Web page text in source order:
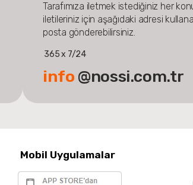
Tarafımıza iletmek istediğiniz her
iletileriniz için aşağıdaki adresi
posta gönderebilirsiniz.
365 x 7/24
info @nossi.com.tr
Mobil Uygulamalar